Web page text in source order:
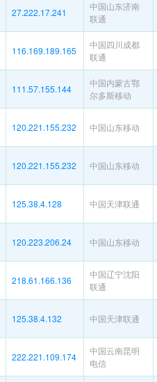
27.222.17.241
中国山东济南
联通
116.169.189.165
中国四川成都
联通
111.57.155.144
中国内蒙古鄂
尔多斯移动
120.221.155.232 中国山东移动
120.221.155.232 中国山东移动
125.38.4.128 中国天津联通
120.223.206.24 中国山东移动
218.61.166.136
中国辽宁沈阳
联通
125.38.4.132 中国天津联通
222.221.109.174
中国云南昆明
电信